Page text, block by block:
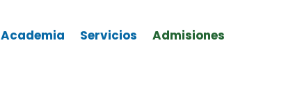
Academia Servicios Admisiones